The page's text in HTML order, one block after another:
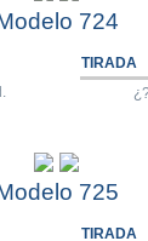
724
TIRADA
725
TIRADA